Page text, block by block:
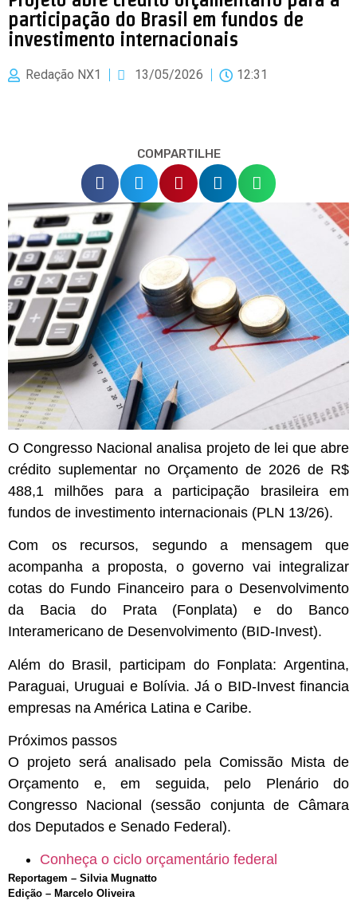
participação do Brasil em fundos de
investimento internacionais
Redação NX1 13/05/2026 12:31
COMPARTILHE
O Congresso Nacional analisa projeto de lei que abre
crédito suplementar no Orçamento de 2026 de R$
488,1 milhões para a participação brasileira em
fundos de investimento internacionais (PLN 13/26).
Com os recursos, segundo a mensagem que
acompanha a proposta, o governo vai integralizar
cotas do Fundo Financeiro para o Desenvolvimento
da Bacia do Prata (Fonplata) e do Banco
Interamericano de Desenvolvimento (BID-Invest).
Além do Brasil, participam do Fonplata: Argentina,
Paraguai, Uruguai e Bolívia. Já o BID-Invest financia
empresas na América Latina e Caribe.
Próximos passos
O projeto será analisado pela Comissão Mista de
Orçamento e, em seguida, pelo Plenário do
Congresso Nacional (sessão conjunta de Câmara
dos Deputados e Senado Federal).
Conheça o ciclo orçamentário federal
Reportagem – Silvia Mugnatto
Edição – Marcelo Oliveira